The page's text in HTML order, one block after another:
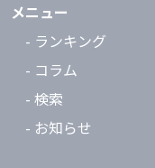
メニュー
- ランキング
- コラム
- 検索
- お知らせ